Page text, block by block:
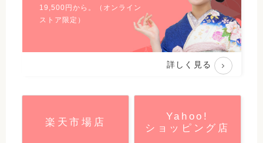
19,500 円から。（オンライン
ストア限定）
詳しく見る
楽天市場店
Yahoo!
ショッピング店